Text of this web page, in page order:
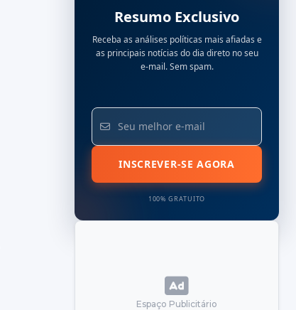
Resumo Exclusivo
Receba as análises políticas mais afiadas e
as principais notícias do dia direto no seu
e-mail. Sem spam.
INSCREVER-SE AGORA
100% GRATUITO
Espaço Publicitário